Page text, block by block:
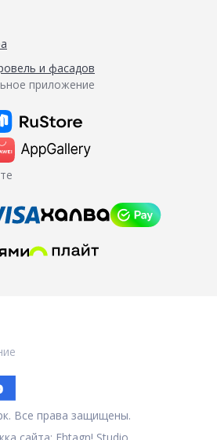
и фасадов
приложение
Все права защищены.